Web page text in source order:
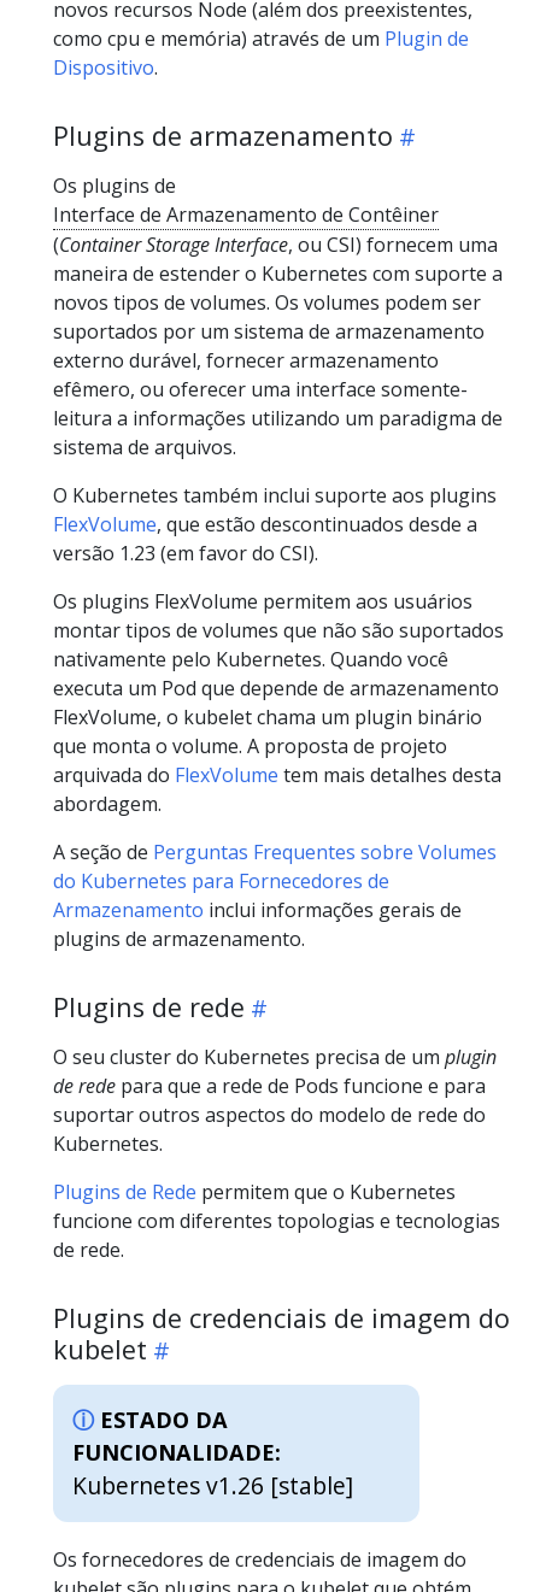
novos recursos Node (além dos preexistentes,
como cpu e memória) através de um Plugin de
Dispositivo.
Plugins de armazenamento
Os plugins de
Interface de Armazenamento de Contêiner
(Container Storage Interface, ou CSI) fornecem uma
maneira de estender o Kubernetes com suporte a
novos tipos de volumes. Os volumes podem ser
suportados por um sistema de armazenamento
externo durável, fornecer armazenamento
efêmero, ou oferecer uma interface somente-
leitura a informações utilizando um paradigma de
sistema de arquivos.
O Kubernetes também inclui suporte aos plugins
FlexVolume, que estão descontinuados desde a
versão 1.23 (em favor do CSI).
Os plugins FlexVolume permitem aos usuários
montar tipos de volumes que não são suportados
nativamente pelo Kubernetes. Quando você
executa um Pod que depende de armazenamento
FlexVolume, o kubelet chama um plugin binário
que monta o volume. A proposta de projeto
arquivada do FlexVolume tem mais detalhes desta
abordagem.
A seção de Perguntas Frequentes sobre Volumes
do Kubernetes para Fornecedores de
Armazenamento inclui informações gerais de
plugins de armazenamento.
Plugins de rede
O seu cluster do Kubernetes precisa de um plugin
de rede para que a rede de Pods funcione e para
suportar outros aspectos do modelo de rede do
Kubernetes.
Plugins de Rede permitem que o Kubernetes
funcione com diferentes topologias e tecnologias
de rede.
Plugins de credenciais de imagem do
kubelet
ESTADO DA
FUNCIONALIDADE:
Kubernetes v1.26 [stable]
Os fornecedores de credenciais de imagem do